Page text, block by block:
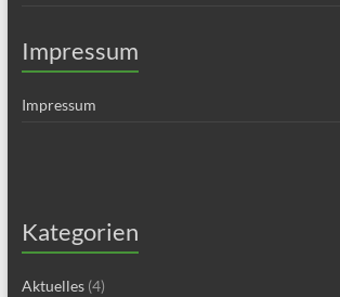
Impressum
Impressum
Kategorien
Aktuelles(4)